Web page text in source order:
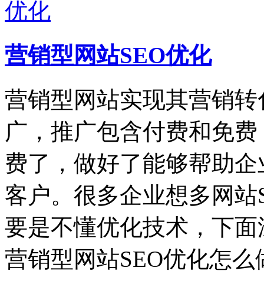
营销型网站SEO优化
营销型网站实现其营销
广，推广包含付费和免
费了，做好了能够帮助
客户。很多企业想多网
要是不懂优化技术，下
营销型网站SEO优化怎么